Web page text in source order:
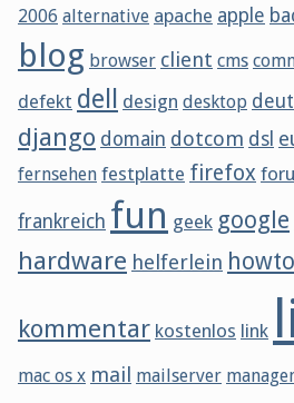
2006 alternative apache apple
blog browser client cms
defekt dell design desktop
django domain dotcom dsl
fernsehen festplatte firefox
frankreich fun geek google
hardware helferlein howto
kommentar kostenlos link
mac os x mail mailserver